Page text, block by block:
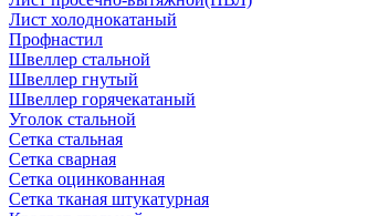
Лист холоднокатаный
Профнастил
Швеллер стальной
Швеллер гнутый
Швеллер горячекатаный
Уголок стальной
Сетка стальная
Сетка сварная
Сетка оцинкованная
Сетка тканая штукатурная